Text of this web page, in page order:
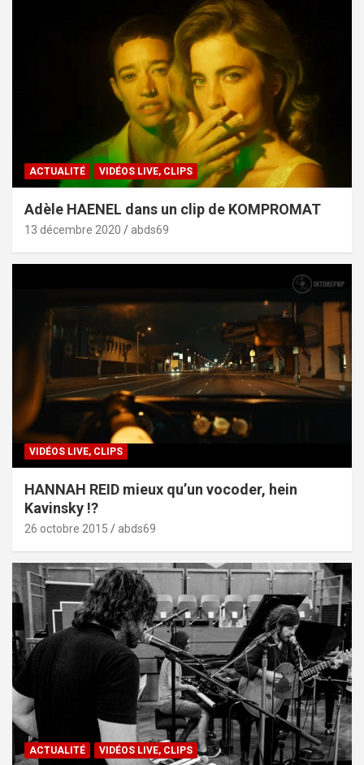
ACTUALITÉ VIDÉOS LIVE, CLIPS
Adèle HAENEL dans un clip de KOMPROMAT
13 décembre 2020 abds69
VIDÉOS LIVE, CLIPS
HANNAH REID mieux qu’un vocoder, hein
Kavinsky !?
26 octobre 2015 abds69
ACTUALITÉ VIDÉOS LIVE, CLIPS